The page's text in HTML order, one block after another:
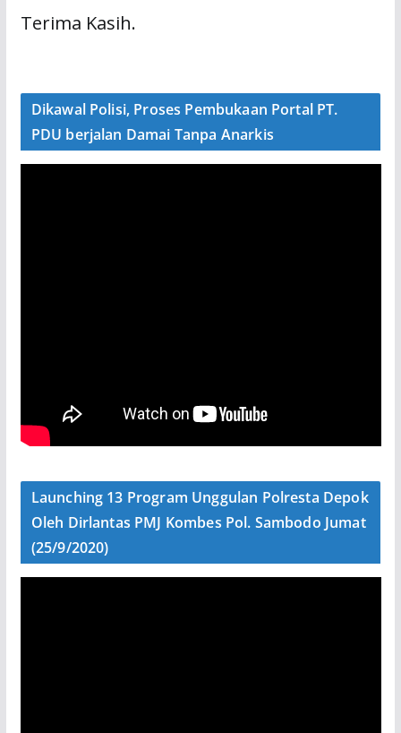
Terima Kasih.
Dikawal Polisi, Proses Pembukaan Portal PT.
PDU berjalan Damai Tanpa Anarkis
Launching 13 Program Unggulan Polresta Depok
Oleh Dirlantas PMJ Kombes Pol. Sambodo Jumat
(25/9/2020)